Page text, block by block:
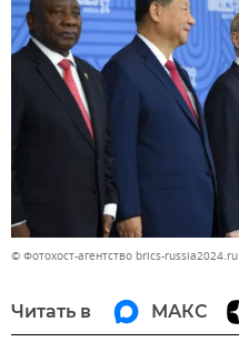
© Фотохост-агентство brics-russia2024.ru
Читать в МАКС